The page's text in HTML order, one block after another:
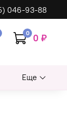
046-93-88
0 0 ₽
Еще